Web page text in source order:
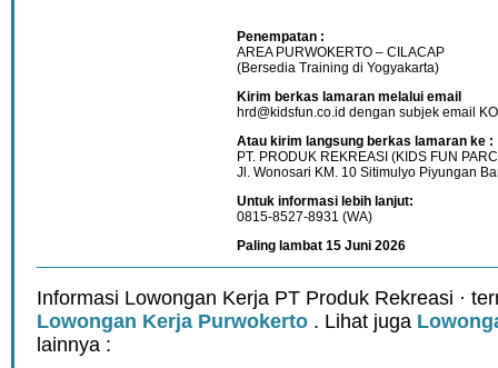
Penempatan :
AREA PURWOKERTO – CILACAP
(Bersedia Training di Yogyakarta)
Kirim berkas lamaran melalui email
hrd@kidsfun.co.id dengan subjek email
Atau kirim langsung berkas lamaran ke :
PT. PRODUK REKREASI (KIDS FUN
Jl. Wonosari KM. 10 Sitimulyo Piyungan
Untuk informasi lebih lanjut:
0815-8527-8931 (WA)
Paling lambat 15 Juni 2026
Informasi Lowongan Kerja PT Produk Rekreasi ·
Lowongan Kerja Purwokerto . Lihat juga
lainnya :